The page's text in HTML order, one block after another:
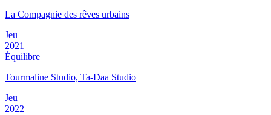
La Compagnie des rêves urbains
Jeu
2021
Équilibre
Tourmaline Studio, Ta-Daa Studio
Jeu
2022